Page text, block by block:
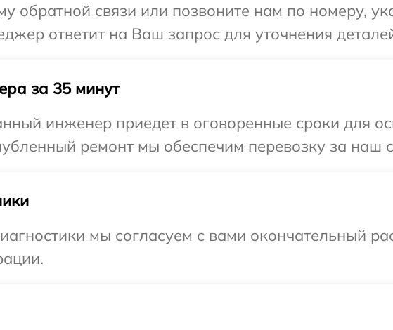
обратной связи или позвоните нам по номеру,
ответит на Ваш запрос для уточнения
за 35 минут
инженер приедет в оговоренные сроки для
ремонт мы обеспечим перевозку за наш
мы согласуем с вами окончательный